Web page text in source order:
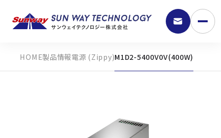
製品情報電源 (Zippy)M1D2-5400V0V(400W)